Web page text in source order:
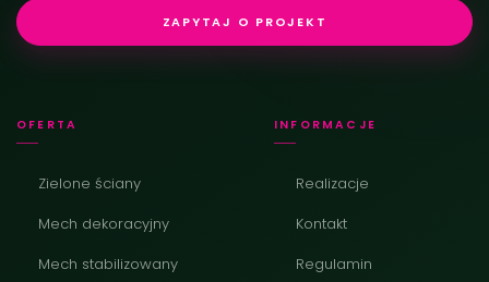
ZAPYTAJ O PROJEKT
OFERTA
Zielone ściany
Mech dekoracyjny
Mech stabilizowany
INFORMACJE
Realizacje
Kontakt
Regulamin